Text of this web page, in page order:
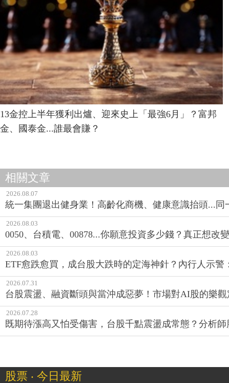
13金控上半年獲利出爐、迎來史上「最強6月」？富邦
金、國泰金...誰最會賺？
相關文章
2026.08.07
統一集團退出健身業！高齡化商機、健康意識抬頭...同
2026.08.03
0050、台積電、00878...你願意投資多少錢？真正想改
2026.08.03
ETF愈跌愈買，成台股大跌時的定海神針？內行人示警
2026.07.31
台股震盪、融資斷頭與當沖成惡夢！市場對AI股的樂
2026.07.28
既期待漲高又怕受傷害，台股千點震盪成常態？分析
股票 ‧ 今日最新